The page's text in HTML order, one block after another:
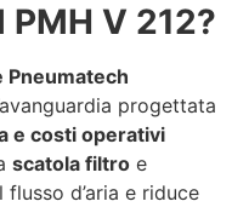
V 212?
Pneumatech
progettata
e costi operativi
scatola filtro e
flusso d’aria e riduce